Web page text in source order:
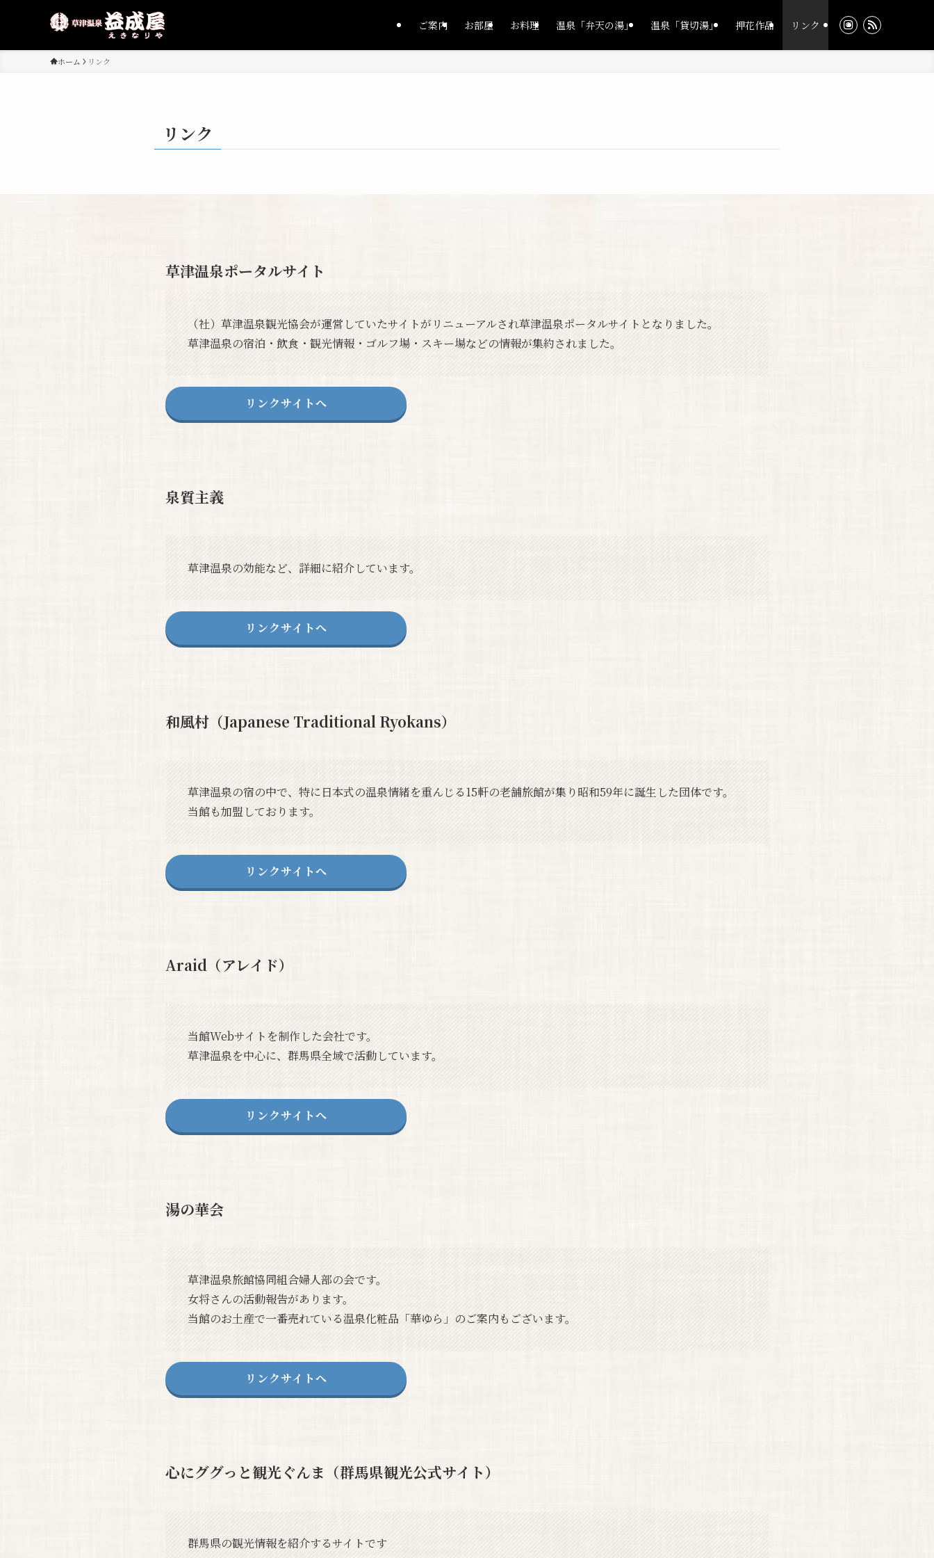
ご案内 お部屋 お料理 温泉「弁天の湯」 温泉「貸切湯」 押花作品 リンク
ホーム リンク
リンク
草津温泉ポータルサイト
（社）草津温泉観光協会が運営していたサイトがリニューアルされ草津温泉ポータルサイトとなりました。
草津温泉の宿泊・飲食・観光情報・ゴルフ場・スキー場などの情報が集約されました。
リンクサイトへ
泉質主義
草津温泉の効能など、詳細に紹介しています。
リンクサイトへ
和風村（Japanese Traditional Ryokans）
草津温泉の宿の中で、特に日本式の温泉情緒を重んじる15軒の老舗旅館が集り昭和59年に誕生した団体です。
当館も加盟しております。
リンクサイトへ
Araid（アレイド）
当館Webサイトを制作した会社です。
草津温泉を中心に、群馬県全域で活動しています。
リンクサイトへ
湯の華会
草津温泉旅館協同組合婦人部の会です。
女将さんの活動報告があります。
当館のお土産で一番売れている温泉化粧品「華ゆら」のご案内もございます。
リンクサイトへ
心にググっと観光ぐんま（群馬県観光公式サイト）
群馬県の観光情報を紹介するサイトです